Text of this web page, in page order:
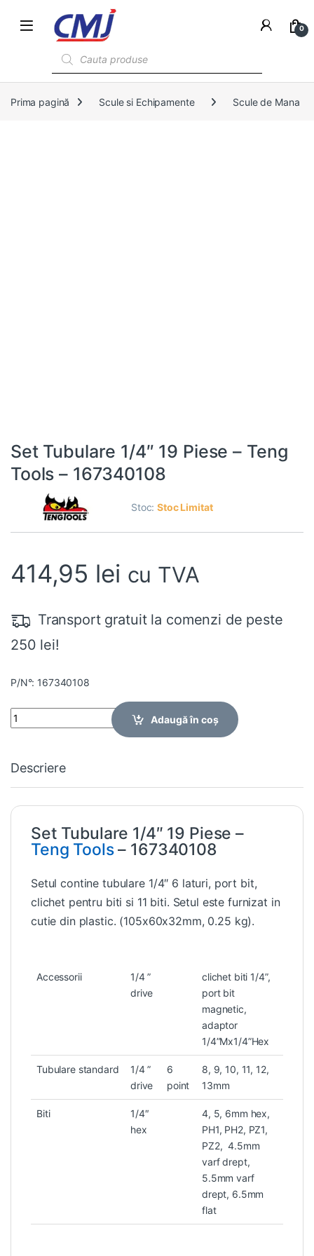
0
Prima pagină Scule si Echipamente Scule de Mana
Set Tubulare 1/4″ 19 Piese – Teng
Tools – 167340108
Stoc:Stoc Limitat
414,95 lei cu TVA
Transport gratuit la comenzi de peste
250 lei!
P/N°: 167340108
Quantity
Adaugă în coș
Descriere
Set Tubulare 1/4″ 19 Piese –
Teng Tools– 167340108
Setul contine tubulare 1/4″ 6 laturi, port bit,
clichet pentru biti si 11 biti. Setul este furnizat in
cutie din plastic. (105x60x32mm, 0.25 kg).
Accessorii
1/4 ”
drive
clichet biti 1/4”,
port bit
magnetic,
adaptor
1/4”Mx1/4”Hex
Tubulare standard
1/4 ”
drive
6
point
8, 9, 10, 11, 12,
13mm
Biti
1/4″
hex
4, 5, 6mm hex,
PH1, PH2, PZ1,
PZ2, 4.5mm
varf drept,
5.5mm varf
drept, 6.5mm
flat